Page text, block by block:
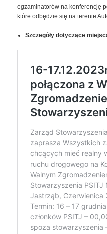
egzaminatorów na konferencję
które odbędzie się na terenie
Szczegóły dotyczące